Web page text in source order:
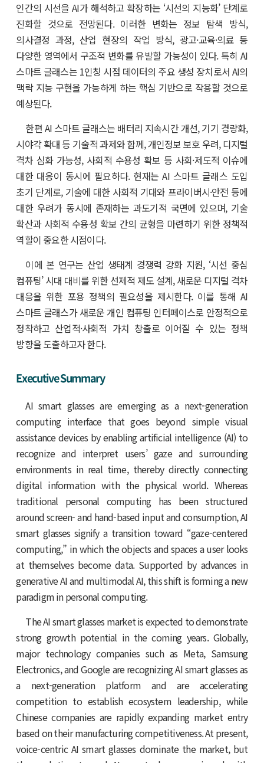
인간의 시선을 AI가 해석하고 확장하는 ‘시선의 지능화’ 단계로
진화할 것으로 전망된다. 이러한 변화는 정보 탐색 방식,
의사결정 과정, 산업 현장의 작업 방식, 광고·교육·의료 등
다양한 영역에서 구조적 변화를 유발할 가능성이 있다. 특히 AI
스마트 글래스는 1인칭 시점 데이터의 주요 생성 장치로서 AI의
맥락 지능 구현을 가능하게 하는 핵심 기반으로 작용할 것으로
예상된다.
한편 AI 스마트 글래스는 배터리 지속시간 개선, 기기 경량화,
시야각 확대 등 기술적 과제와 함께, 개인정보 보호 우려, 디지털
격차 심화 가능성, 사회적 수용성 확보 등 사회·제도적 이슈에
대한 대응이 동시에 필요하다. 현재는 AI 스마트 글래스 도입
초기 단계로, 기술에 대한 사회적 기대와 프라이버시·안전 등에
대한 우려가 동시에 존재하는 과도기적 국면에 있으며, 기술
확산과 사회적 수용성 확보 간의 균형을 마련하기 위한 정책적
역할이 중요한 시점이다.
이에 본 연구는 산업 생태계 경쟁력 강화 지원, ‘시선 중심
컴퓨팅’ 시대 대비를 위한 선제적 제도 설계, 새로운 디지털 격차
대응을 위한 포용 정책의 필요성을 제시한다. 이를 통해 AI
스마트 글래스가 새로운 개인 컴퓨팅 인터페이스로 안정적으로
정착하고 산업적·사회적 가치 창출로 이어질 수 있는 정책
방향을 도출하고자 한다.
Executive Summary
AI smart glasses are emerging as a next-generation
computing interface that goes beyond simple visual
assistance devices by enabling artificial intelligence (AI) to
recognize and interpret users’ gaze and surrounding
environments in real time, thereby directly connecting
digital information with the physical world. Whereas
traditional personal computing has been structured
around screen- and hand-based input and consumption, AI
smart glasses signify a transition toward “gaze-centered
computing,” in which the objects and spaces a user looks
at themselves become data. Supported by advances in
generative AI and multimodal AI, this shift is forming a new
paradigm in personal computing.
The AI smart glasses market is expected to demonstrate
strong growth potential in the coming years. Globally,
major technology companies such as Meta, Samsung
Electronics, and Google are recognizing AI smart glasses as
a next-generation platform and are accelerating
competition to establish ecosystem leadership, while
Chinese companies are rapidly expanding market entry
based on their manufacturing competitiveness. At present,
voice-centric AI smart glasses dominate the market, but